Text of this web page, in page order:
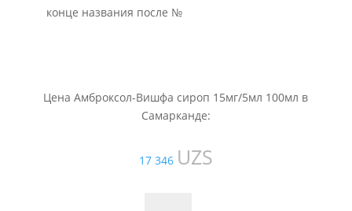
конце названия после №
Цена Амброксол-Вишфа сироп 15мг/5мл 100мл в
Самарканде:
17 346 UZS